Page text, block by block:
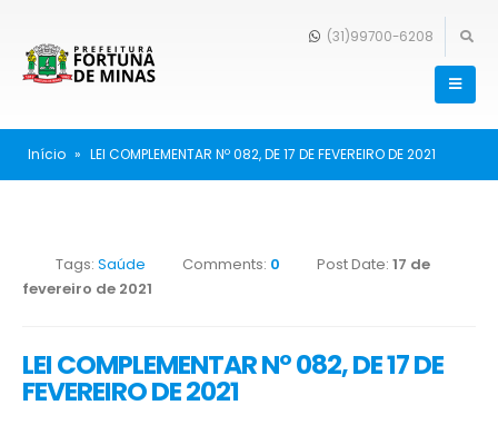
(31)99700-6208
Início » LEI COMPLEMENTAR Nº 082, DE 17 DE FEVEREIRO DE 2021
Tags: Saúde Comments: 0 Post Date: 17 de
fevereiro de 2021
LEI COMPLEMENTAR Nº 082, DE 17 DE
FEVEREIRO DE 2021